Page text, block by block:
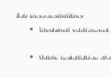
Job Responsibilities
Electrical
Cable installation